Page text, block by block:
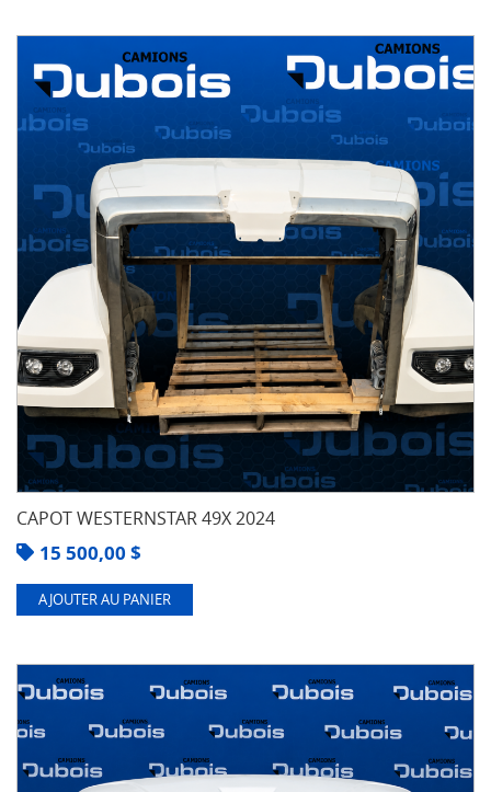
CAPOT WESTERNSTAR 49X 2024
15 500,00 $
AJOUTER AU PANIER